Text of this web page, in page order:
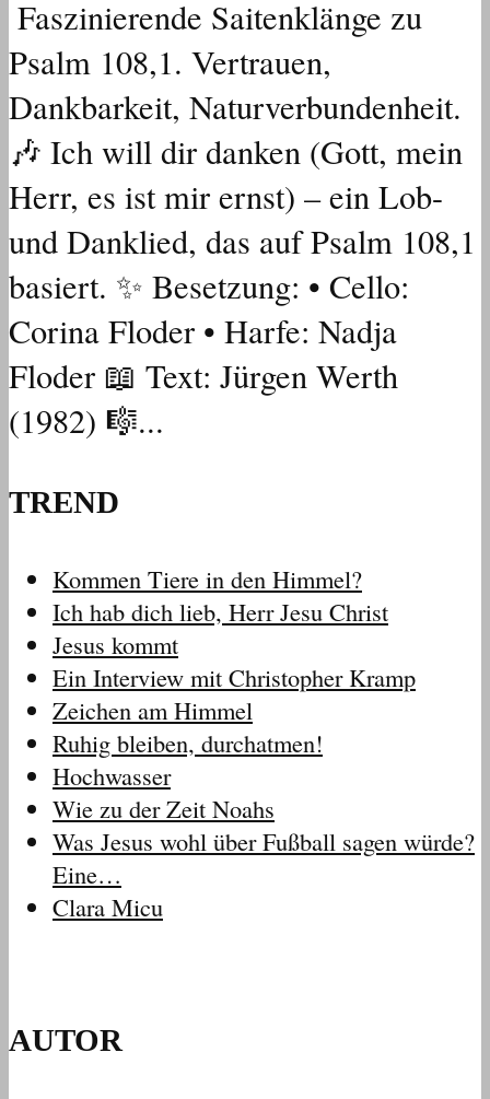
Faszinierende Saitenklänge zu
Psalm 108,1. Vertrauen,
Dankbarkeit, Naturverbundenheit.
🎶 Ich will dir danken (Gott, mein
Herr, es ist mir ernst) – ein Lob-
und Danklied, das auf Psalm 108,1
basiert. ✨ Besetzung: • Cello:
Corina Floder • Harfe: Nadja
Floder 📖 Text: Jürgen Werth
(1982) 🎼...
TREND
Kommen Tiere in den Himmel?
Ich hab dich lieb, Herr Jesu Christ
Jesus kommt
Ein Interview mit Christopher Kramp
Zeichen am Himmel
Ruhig bleiben, durchatmen!
Hochwasser
Wie zu der Zeit Noahs
Was Jesus wohl über Fußball sagen würde?
Eine…
Clara Micu
AUTOR